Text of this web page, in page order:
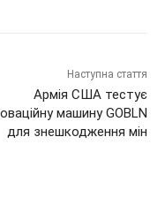
Наступна стаття
Армія США тестує
машину GOBLN
для знешкодження мін